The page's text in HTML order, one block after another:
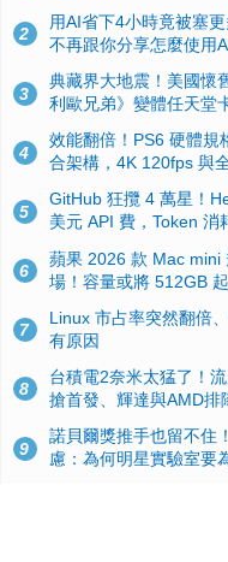
2
用AI省下4小時竟被塞
不再跟你分享怎麼使用
3
典藏界大地震！美國懷
利歐兄弟》變體任天堂
4
效能翻倍！PS6 硬體規
合架構，4K 120fps 與
5
GitHub 狂攬 4 萬星！
美元 API 費，Token 消
6
蘋果 2026 款 Mac mini
場！容量或將 512GB
7
Linux 市占率突然翻倍
有原因
8
台積電2奈米太猛了！
搶首發、輝達與AMD排
9
諾貝爾獎推手也留不住
慮：為何明星實驗室要